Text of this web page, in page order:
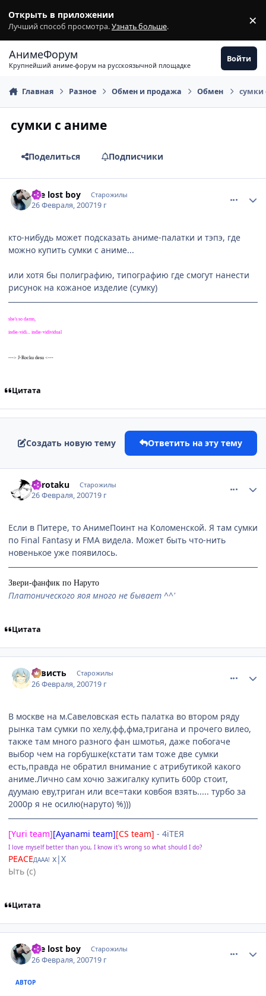
Открыть в приложении
Лучший способ просмотра.Узнать больше. ×
АнимеФорум
Крупнейший аниме-форум на русскоязычной площадке
Войти
Главная Разное Обмен и продажа Обмен сумки
сумки с аниме
Поделиться Подписчики
the lost boy Старожилы
26 Февраля, 200719 г
кто-нибудь может подсказать аниме-палатки и тэпэ, где
можно купить сумки с аниме...
или хотя бы полиграфию, типографию где смогут нанести
рисунок на кожаное изделие (сумку)
she's so damn,
indie-vidi... indie-vidividual
---> J-Rocku desu <---
Цитата
Создать новую тему Ответить на эту тему
Furotaku Старожилы
26 Февраля, 200719 г
Если в Питере, то АнимеПоинт на Коломенской. Я там сумки
по Final Fantasy и FMA видела. Может быть что-нить
новенькое уже появилось.
Звери-фанфик по Наруто
Платонического яоя много не бывает ^^'
Цитата
3aвисть Старожилы
26 Февраля, 200719 г
В москве на м.Савеловская есть палатка во втором ряду
рынка там сумки по хелу,фф,фма,тригана и прочего вилео,
также там много разного фан шмотья, даже побогаче
выбор чем на горбушке(кстати там тоже две сумки
есть,правда не обратил внимание с атрибутикой какого
аниме.Лично сам хочю зажигалку купить 600р стоит,
дуумаю еву,триган или все=таки ковбоя взять..... турбо за
2000р я не осилю(наруто) %)))
[Yuri team][Ayanami team][CS team] - 4iTEЯ
I love myself better than you, I know it's wrong so what should I do?
PEACEДААА! х|X
Ыть (с)
Цитата
the lost boy Старожилы
26 Февраля, 200719 г
АВТОР